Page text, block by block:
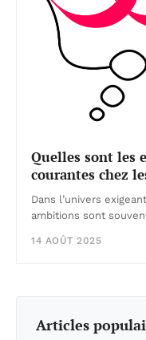
Quelles sont les
courantes chez
Dans l’univers
ambitions sont
14 AOÛT 2025
Articles